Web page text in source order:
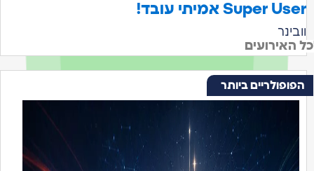
Super User אמיתי עובד!
וובינר
האירועים
הפופולריים ביותר